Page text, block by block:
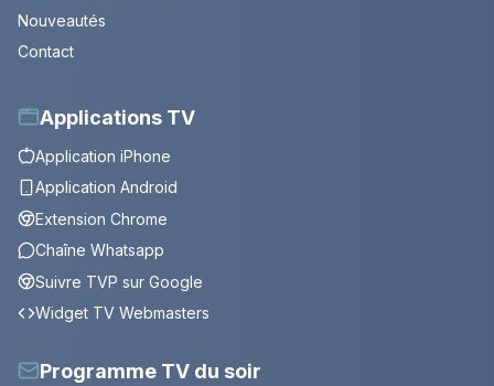
Nouveautés
Contact
Applications TV
Application iPhone
Application Android
Extension Chrome
Chaîne Whatsapp
Suivre TVP sur Google
Widget TV Webmasters
Programme TV du soir